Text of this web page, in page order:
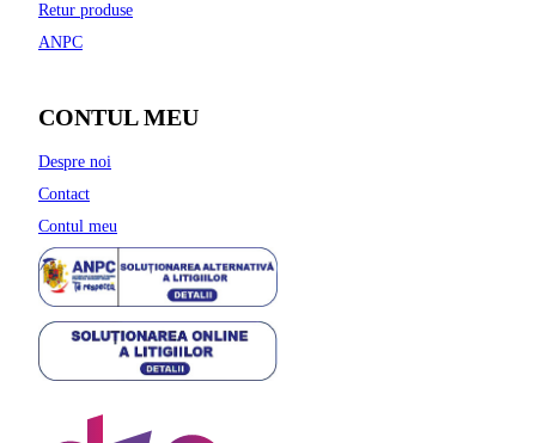
Retur produse
ANPC
CONTUL MEU
Despre noi
Contact
Contul meu